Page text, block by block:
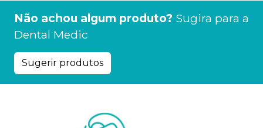
Não achou algum produto? Sugira para a
Dental Medic
Sugerir produtos